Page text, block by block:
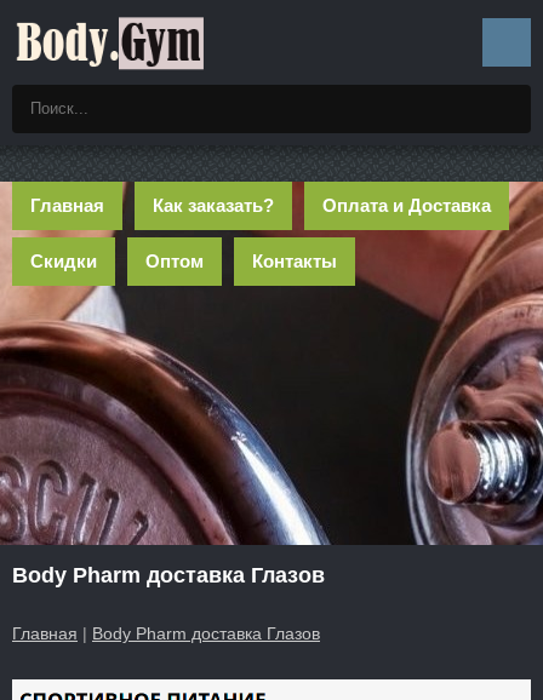
Главная Как заказать? Оплата и Доставка
Скидки Оптом Контакты
Body Pharm доставка Глазов
Главная | Body Pharm доставка Глазов